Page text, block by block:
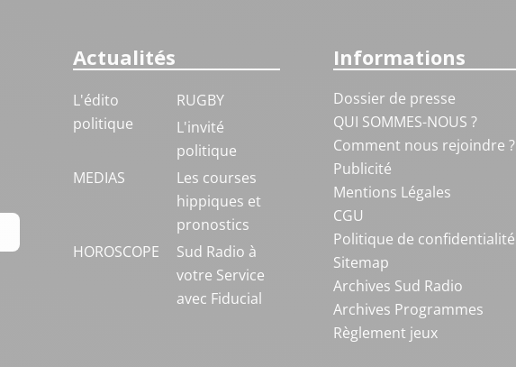
Actualités
L'édito
politique
RUGBY
L'invité
politique
MEDIAS
Les courses
hippiques et
pronostics
HOROSCOPE
Sud Radio à
votre Service
avec Fiducial
Informations
Dossier de presse
QUI SOMMES-NOUS ?
Comment nous rejoindre ?
Publicité
Mentions Légales
CGU
Politique de confidentialité
Sitemap
Archives Sud Radio
Archives Programmes
Règlement jeux